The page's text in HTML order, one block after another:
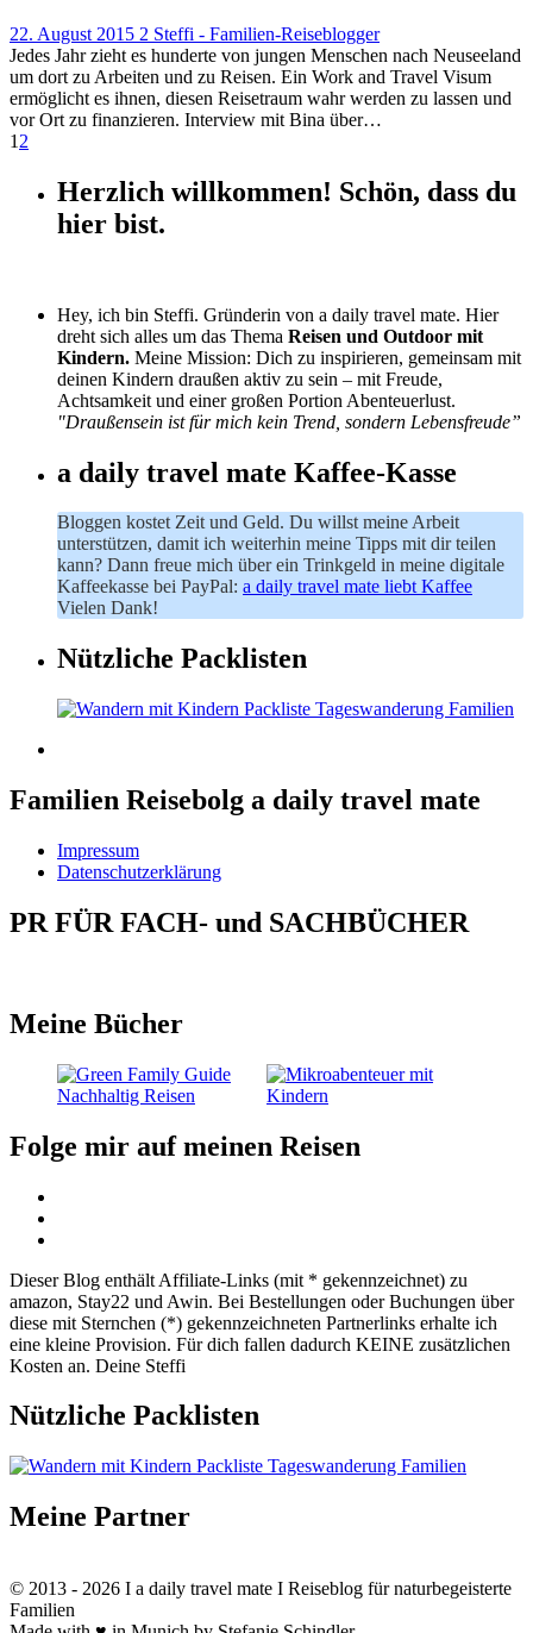
22. August 2015 2 Steffi - Familien-Reiseblogger
Jedes Jahr zieht es hunderte von jungen Menschen nach Neuseeland
um dort zu Arbeiten und zu Reisen. Ein Work and Travel Visum
ermöglicht es ihnen, diesen Reisetraum wahr werden zu lassen und
vor Ort zu finanzieren. Interview mit Bina über…
1 2
Herzlich willkommen! Schön, dass du
hier bist.
Hey, ich bin Steffi. Gründerin von a daily travel mate. Hier
dreht sich alles um das Thema Reisen und Outdoor mit
Kindern. Meine Mission: Dich zu inspirieren, gemeinsam mit
deinen Kindern draußen aktiv zu sein – mit Freude,
Achtsamkeit und einer großen Portion Abenteuerlust.
"Draußensein ist für mich kein Trend, sondern Lebensfreude”
a daily travel mate Kaffee-Kasse
Bloggen kostet Zeit und Geld. Du willst meine Arbeit
unterstützen, damit ich weiterhin meine Tipps mit dir teilen
kann? Dann freue mich über ein Trinkgeld in meine digitale
Kaffeekasse bei PayPal: a daily travel mate liebt Kaffee
Vielen Dank!
Nützliche Packlisten
Familien Reisebolg a daily travel mate
Impressum
Datenschutzerklärung
PR FÜR FACH- und SACHBÜCHER
Meine Bücher
Folge mir auf meinen Reisen
Dieser Blog enthält Affiliate-Links (mit * gekennzeichnet) zu
amazon, Stay22 und Awin. Bei Bestellungen oder Buchungen über
diese mit Sternchen (*) gekennzeichneten Partnerlinks erhalte ich
eine kleine Provision. Für dich fallen dadurch KEINE zusätzlichen
Kosten an. Deine Steffi
Nützliche Packlisten
Meine Partner
© 2013 - 2026 I a daily travel mate I Reiseblog für naturbegeisterte
Familien